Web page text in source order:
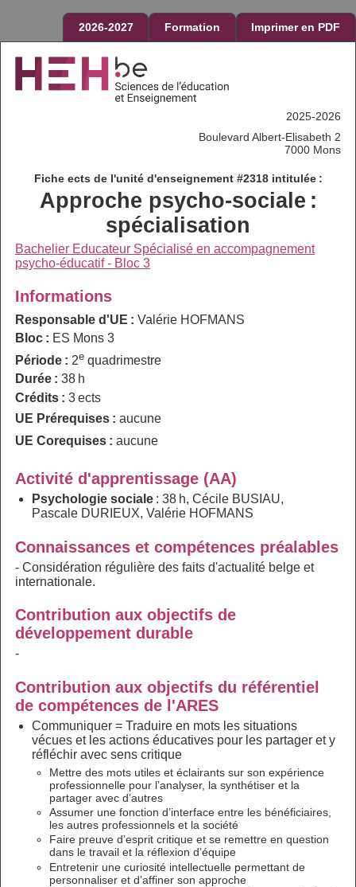
2026-2027 Formation Imprimer en PDF
2025-2026
Boulevard Albert-Elisabeth 2
7000 Mons
Fiche ects de l'unité d'enseignement #2318 intitulée :
Approche psycho-sociale :
spécialisation
Bachelier Educateur Spécialisé en accompagnement
psycho-éducatif - Bloc 3
Informations
Responsable d'UE : Valérie HOFMANS
Bloc : ES Mons 3
Période : 2equadrimestre
Durée : 38 h
Crédits : 3 ects
UE Prérequises : aucune
UE Corequises : aucune
Activité d'apprentissage (AA)
Psychologie sociale : 38 h, Cécile BUSIAU,
Pascale DURIEUX, Valérie HOFMANS
Connaissances et compétences préalables
- Considération régulière des faits d'actualité belge et
internationale.
Contribution aux objectifs de
développement durable
-
Contribution aux objectifs du référentiel
de compétences de l'ARES
Communiquer = Traduire en mots les situations
vécues et les actions éducatives pour les partager et y
réfléchir avec sens critique
Mettre des mots utiles et éclairants sur son expérience
professionnelle pour l’analyser, la synthétiser et la
partager avec d’autres
Assumer une fonction d’interface entre les bénéficiaires,
les autres professionnels et la société
Faire preuve d’esprit critique et se remettre en question
dans le travail et la réflexion d’équipe
Entretenir une curiosité intellectuelle permettant de
personnaliser et d’affiner son approche